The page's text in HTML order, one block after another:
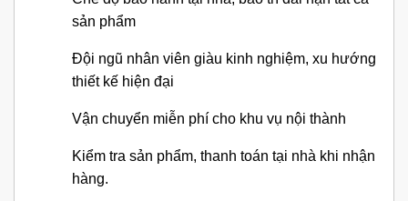
sản phẩm
Đội ngũ nhân viên giàu kinh nghiệm, xu hướng
thiết kế hiện đại
Vận chuyển miễn phí cho khu vụ nội thành
Kiểm tra sản phẩm, thanh toán tại nhà khi nhận
hàng.